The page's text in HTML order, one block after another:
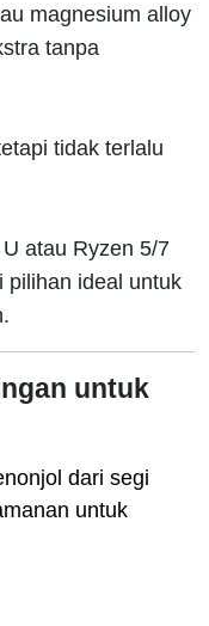
magnesium alloy
tanpa
tidak terlalu
atau Ryzen 5/7
pilihan ideal untuk
untuk
dari segi
untuk